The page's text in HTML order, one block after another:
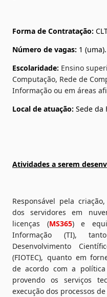
Forma de Contratação:
Número de vagas: 1 (uma).
Escolaridade: Ensino
Computação, Rede de
Informação ou em áreas
Local de atuação: Sede da
Atividades a serem
Responsável pela
dos servidores em
licenças (MS365) e
Informação (TI),
Desenvolvimento
(FIOTEC), quanto em
de acordo com a
provendo os serviços
execução dos processos